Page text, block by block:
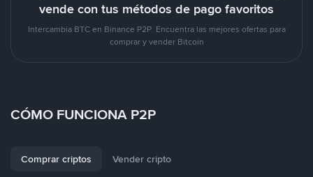
vende con tus métodos de pago favoritos
Intercambia BTC en Binance P2P. Encuentra las mejores ofertas para
comprar y vender Bitcoin
CÓMO FUNCIONA P2P
Comprar criptos Vender cripto